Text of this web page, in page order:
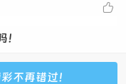

不再错过！